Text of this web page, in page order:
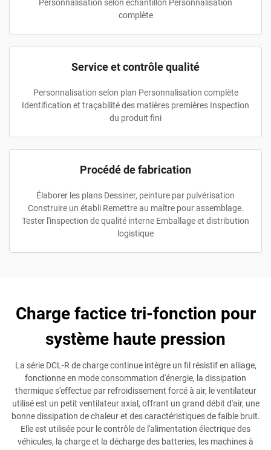
Personnalisation selon échantillon Personnalisation
complète
Service et contrôle qualité
Personnalisation selon plan Personnalisation complète
Identification et traçabilité des matières premières Inspection
du produit fini
Procédé de fabrication
Élaborer les plans Dessiner, peinture par pulvérisation
Construire un établi Remettre au maître pour assemblage.
Tester l'inspection de qualité interne Emballage et distribution
logistique
Charge factice tri-fonction pour
système haute pression
La série DCL-R de charge continue intègre un fil résistif en alliage,
fonctionne en mode consommation d'énergie, la dissipation
thermique s'effectue par refroidissement forcé à air, le ventilateur
utilisé est un petit ventilateur axial, offrant un grand débit d'air, une
bonne dissipation de chaleur et des caractéristiques de faible bruit.
Elle est utilisée pour le contrôle de l'alimentation électrique des
véhicules, la charge et la décharge des batteries, les machines à